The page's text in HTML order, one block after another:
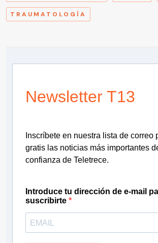
TRAUMATOLOGÍA
Newsletter T13
Inscríbete en nuestra lista de correo
gratis las noticias más importantes
confianza de Teletrece.
Introduce tu dirección de e-mail
suscribirte